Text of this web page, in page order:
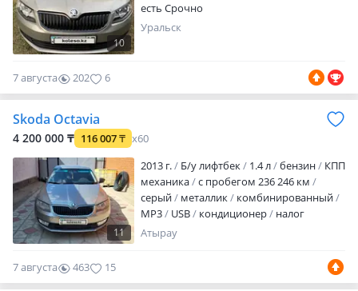
10
есть Срочно
Уральск
7 августа 202 6
Skoda Octavia
4 200 000 ₸ 116 007₸ x60
11
2013 г. Б/у лифтбек 1.4 л бензин
КПП
механика
с пробегом 236 246 км
серый
металлик
комбинированный
MP3
USB кондиционер
налог
уплачен
Атырау
7 августа 463 15